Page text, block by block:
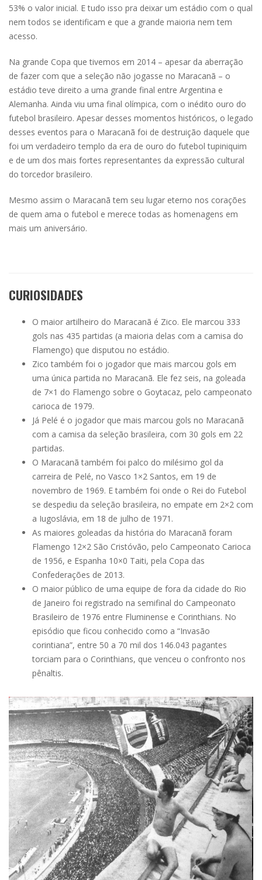
53% o valor inicial. E tudo isso pra deixar um estádio com o qual
nem todos se identificam e que a grande maioria nem tem
acesso.
Na grande Copa que tivemos em 2014 – apesar da aberração
de fazer com que a seleção não jogasse no Maracanã – o
estádio teve direito a uma grande final entre Argentina e
Alemanha. Ainda viu uma final olímpica, com o inédito ouro do
futebol brasileiro. Apesar desses momentos históricos, o legado
desses eventos para o Maracanã foi de destruição daquele que
foi um verdadeiro templo da era de ouro do futebol tupiniquim
e de um dos mais fortes representantes da expressão cultural
do torcedor brasileiro.
Mesmo assim o Maracanã tem seu lugar eterno nos corações
de quem ama o futebol e merece todas as homenagens em
mais um aniversário.
CURIOSIDADES
O maior artilheiro do Maracanã é Zico. Ele marcou 333
gols nas 435 partidas (a maioria delas com a camisa do
Flamengo) que disputou no estádio.
Zico também foi o jogador que mais marcou gols em
uma única partida no Maracanã. Ele fez seis, na goleada
de 7×1 do Flamengo sobre o Goytacaz, pelo campeonato
carioca de 1979.
Já Pelé é o jogador que mais marcou gols no Maracanã
com a camisa da seleção brasileira, com 30 gols em 22
partidas.
O Maracanã também foi palco do milésimo gol da
carreira de Pelé, no Vasco 1×2 Santos, em 19 de
novembro de 1969. E também foi onde o Rei do Futebol
se despediu da seleção brasileira, no empate em 2×2 com
a Iugoslávia, em 18 de julho de 1971.
As maiores goleadas da história do Maracanã foram
Flamengo 12×2 São Cristóvão, pelo Campeonato Carioca
de 1956, e Espanha 10×0 Taiti, pela Copa das
Confederações de 2013.
O maior público de uma equipe de fora da cidade do Rio
de Janeiro foi registrado na semifinal do Campeonato
Brasileiro de 1976 entre Fluminense e Corinthians. No
episódio que ficou conhecido como a “Invasão
corintiana”, entre 50 a 70 mil dos 146.043 pagantes
torciam para o Corinthians, que venceu o confronto nos
pênaltis.